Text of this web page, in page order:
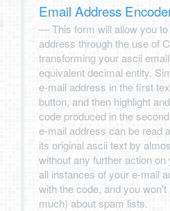
Email Address
This form will allow you
address through the use of
transforming your ascii
equivalent decimal entity.
e-mail address in the first
button, and then highlight
code produced in the
e-mail address can be read
its original ascii text by
without any further action
all instances of your e-mail
with the code, and you
much) about spam lists.